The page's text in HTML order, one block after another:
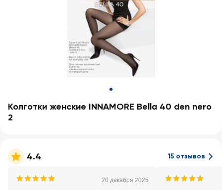
Колготки женские INNAMORE Bella 40 den nero
2
4.4 15 отзывов
20 декабря 2025